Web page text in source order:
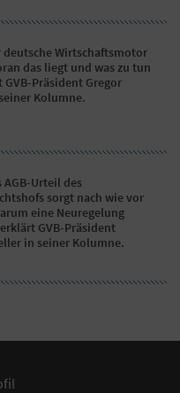
deutsche Wirtschaftsmotor
das liegt und was zu tun
Präsident Gregor
Kolumne.
AGB-Urteil des
sorgt nach wie vor
eine Neuregelung
GVB-Präsident
in seiner Kolumne.